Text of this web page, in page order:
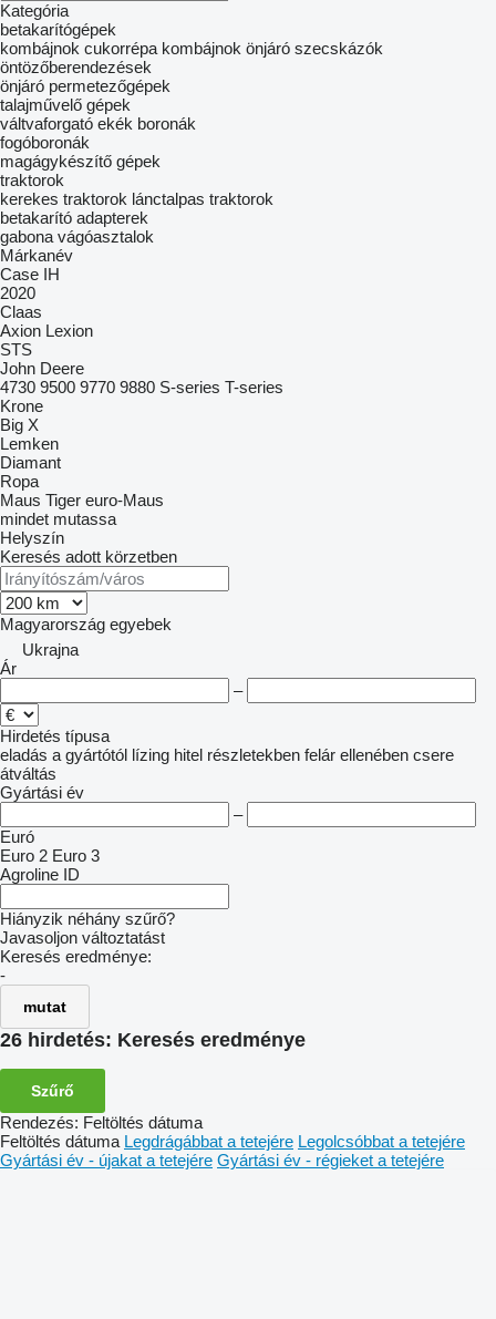
Kategória
betakarítógépek
kombájnok cukorrépa kombájnok önjáró szecskázók
öntözőberendezések
önjáró permetezőgépek
talajművelő gépek
váltvaforgató ekék boronák
fogóboronák
magágykészítő gépek
traktorok
kerekes traktorok lánctalpas traktorok
betakarító adapterek
gabona vágóasztalok
Márkanév
Case IH
2020
Claas
Axion Lexion
STS
John Deere
4730 9500 9770 9880 S-series T-series
Krone
Big X
Lemken
Diamant
Ropa
Maus Tiger euro-Maus
mindet mutassa
Helyszín
Keresés adott körzetben
Magyarország egyebek
Ukrajna
Ár
–
Hirdetés típusa
eladás a gyártótól lízing hitel részletekben felár ellenében csere
átváltás
Gyártási év
–
Euró
Euro 2 Euro 3
Agroline ID
Hiányzik néhány szűrő?
Javasoljon változtatást
Keresés eredménye:
-
mutat
26 hirdetés: Keresés eredménye
Szűrő
Rendezés: Feltöltés dátuma
Feltöltés dátuma Legdrágábbat a tetejére Legolcsóbbat a tetejére
Gyártási év - újakat a tetejére Gyártási év - régieket a tetejére